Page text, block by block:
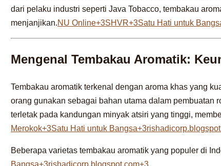
dari pelaku industri seperti Java Tobacco, tembakau
menjanjikan.NU Online+3SHVR+3Satu Hati untuk
Mengenal Tembakau Aromatik:
Tembakau aromatik terkenal dengan aroma khas yang
orang gunakan sebagai bahan utama dalam pembuatan
terletak pada kandungan minyak atsiri yang tinggi,
Merokok+3Satu Hati untuk
Beberapa varietas tembakau aromatik yang populer di
Bangsa+3rishadicorp.blogspot.com+3